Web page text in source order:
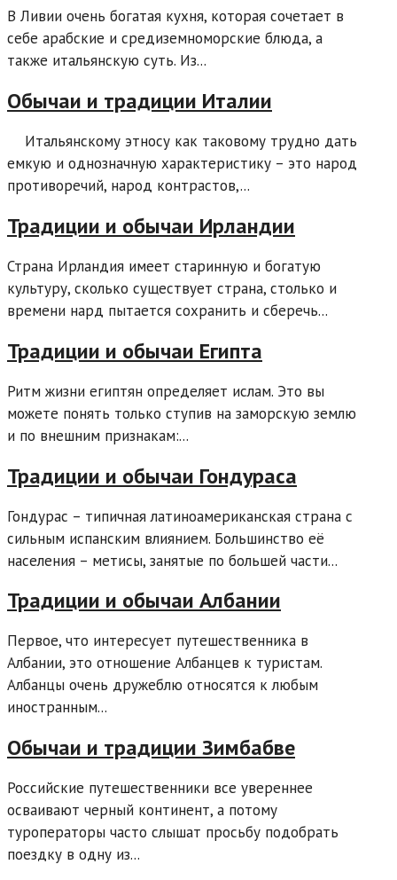
В Ливии очень богатая кухня, которая сочетает в
себе арабские и средиземноморские блюда, а
также итальянскую суть. Из...
Обычаи и традиции Италии
Итальянскому этносу как таковому трудно дать
емкую и однозначную характеристику – это народ
противоречий, народ контрастов,...
Традиции и обычаи Ирландии
Страна Ирландия имеет старинную и богатую
культуру, сколько существует страна, столько и
времени нард пытается сохранить и сберечь...
Традиции и обычаи Египта
Ритм жизни египтян определяет ислам. Это вы
можете понять только ступив на заморскую землю
и по внешним признакам:...
Традиции и обычаи Гондураса
Гондурас – типичная латиноамериканская страна с
сильным испанским влиянием. Большинство её
населения – метисы, занятые по большей части...
Традиции и обычаи Албании
Первое, что интересует путешественника в
Албании, это отношение Албанцев к туристам.
Албанцы очень дружеблю относятся к любым
иностранным...
Обычаи и традиции Зимбабве
Российские путешественники все увереннее
осваивают черный континент, а потому
туроператоры часто слышат просьбу подобрать
поездку в одну из...